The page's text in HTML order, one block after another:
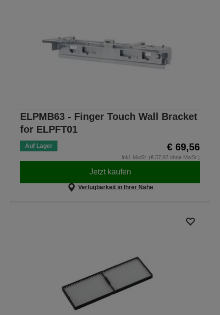
ELPMB63 - Finger Touch Wall Bracket
for ELPFT01
Auf Lager € 69,56
inkl. MwSt. (€ 57,97 ohne MwSt.)
Jetzt kaufen
Verfügbarkeit in Ihrer Nähe